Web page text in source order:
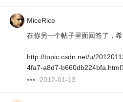
MiceRice
在你另一个帖子里面回答了，希
http://topic.csdn.net/u/
4fa7-a8d7-
2012-01-13